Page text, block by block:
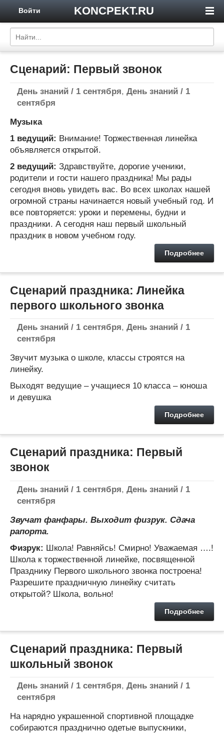
KONCPEKT.RU
Войти
Сценарий: Первый звонок
День знаний / 1 сентября, День знаний / 1
сентября
Музыка
1 ведущий: Внимание! Торжественная линейка
объявляется открытой.
2 ведущий: Здравствуйте, дорогие ученики,
родители и гости нашего праздника! Мы рады
сегодня вновь увидеть вас. Во всех школах нашей
огромной страны начинается новый учебный год. И
все повторяется: уроки и перемены, будни и
праздники. А сегодня наш первый школьный
праздник в новом учебном году.
Подробнее
Сценарий праздника: Линейка
первого школьного звонка
День знаний / 1 сентября, День знаний / 1
сентября
Звучит музыка о школе, классы строятся на
линейку.
Выходят ведущие – учащиеся 10 класса – юноша
и девушка
Подробнее
Сценарий праздника: Первый
звонок
День знаний / 1 сентября, День знаний / 1
сентября
Звучат фанфары. Выходит физрук. Сдача
рапорта.
Физрук: Школа! Равняйсь! Смирно! Уважаемая ….!
Школа к торжественной линейке, посвященной
Празднику Первого школьного звонка построена!
Разрешите праздничную линейку считать
открытой? Школа, вольно!
Подробнее
Сценарий праздника: Первый
школьный звонок
День знаний / 1 сентября, День знаний / 1
сентября
На нарядно украшенной спортивной площадке
собираются празднично одетые выпускники,